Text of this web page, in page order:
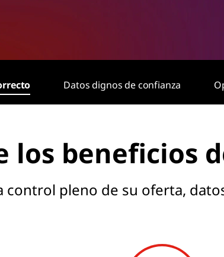
Datos dignos de confianza
los beneficios
control pleno de su oferta,